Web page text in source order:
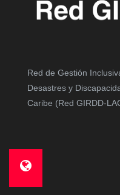
Red de Gestión
Desastres y
Caribe (Red GIRDD-